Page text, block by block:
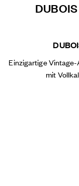
Einzigartige
mit